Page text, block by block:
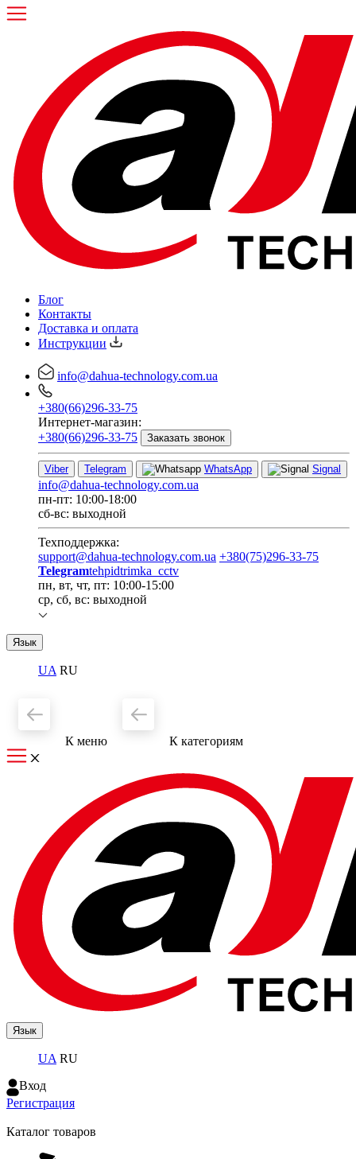
Блог
Контакты
Доставка и оплата
Инструкции
info@dahua-technology.com.ua
+380(66)296-33-75
Интернет-магазин:
+380(66)296-33-75
Заказать звонок
Viber Telegram WhatsApp Signal
info@dahua-technology.com.ua
пн-пт: 10:00-18:00
сб-вс: выходной
Техподдержка:
support@dahua-technology.com.ua +380(75)296-33-75
Telegramtehpidtrimka_cctv
пн, вт, чт, пт: 10:00-15:00
ср, сб, вс: выходной
Язык
UA RU
К меню К категориям
Язык
UA RU
Вход
Регистрация
Каталог товаров